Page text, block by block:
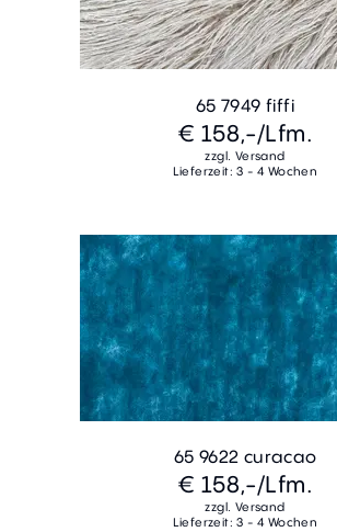
65 7949 fiffi
€ 158,-/Lfm.
zzgl. Versand
Lieferzeit: 3 - 4 Wochen
65 9622 curacao
€ 158,-/Lfm.
zzgl. Versand
Lieferzeit: 3 - 4 Wochen